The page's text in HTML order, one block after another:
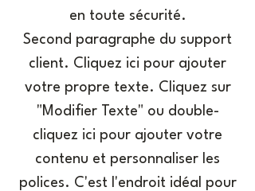
en toute sécurité.
Second paragraphe du support
client. Cliquez ici pour ajouter
votre propre texte. Cliquez sur
"Modifier Texte" ou double-
cliquez ici pour ajouter votre
contenu et personnaliser les
polices. C'est l'endroit idéal pour